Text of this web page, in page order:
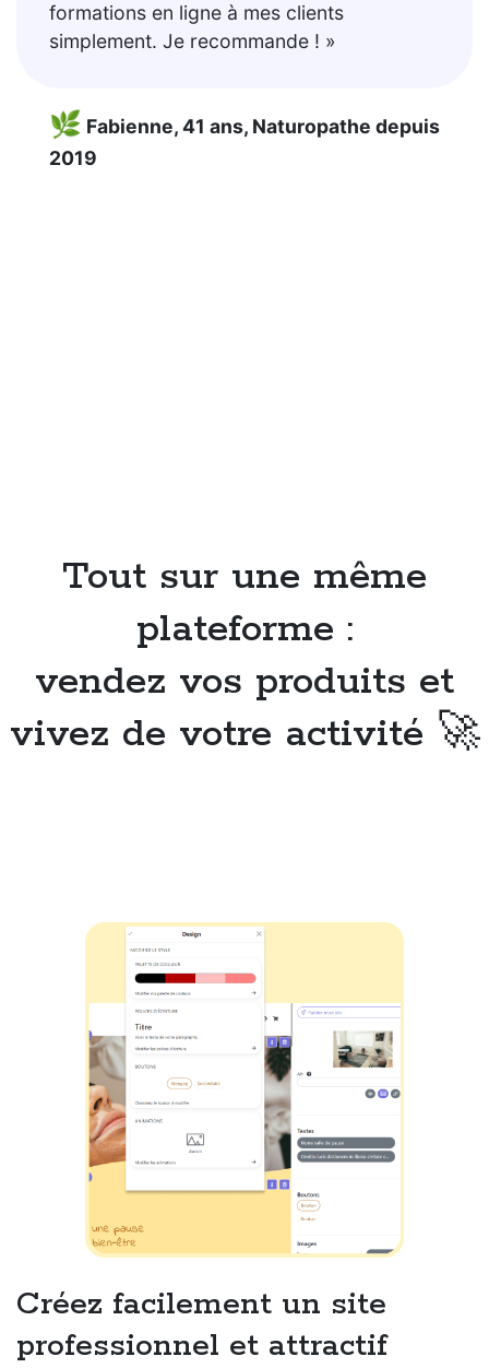
formations en ligne à mes clients
simplement. Je recommande ! »
🌿 Fabienne, 41 ans, Naturopathe depuis
2019
Tout sur une même
plateforme :
vendez vos produits et
vivez de votre activité 🚀
Créez facilement un site
professionnel et attractif